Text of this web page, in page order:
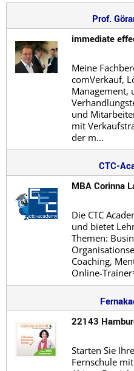
Prof.
immediate
Meine
comVerkauf,
Management,
und
mit
der m...
CTC-
MBA Corinna
Die CTC
und bietet
Themen:
Coaching,
Online-
22143
Starten Sie
Fernschule